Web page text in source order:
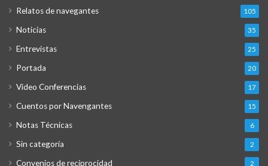
Relatos de navegantes 105
Noticias 35
Entrevistas 25
Portada 20
Video Conferencias 17
Cuentos por Navengantes 15
Notas Técnicas 6
Sin categoría 2
Convenios de reciprocidad 2